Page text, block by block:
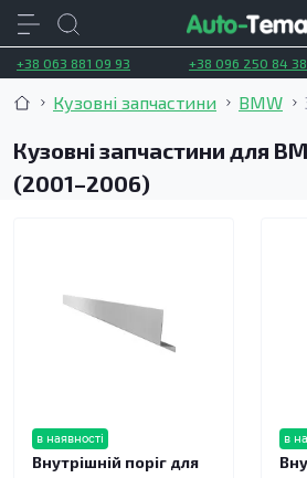
+38 063 881 09 93 +38 096 250 84 38
Кузовні запчастини BMW
Кузовні запчастини для
(2001–2006)
в наявності
Внутрішній поріг для
в